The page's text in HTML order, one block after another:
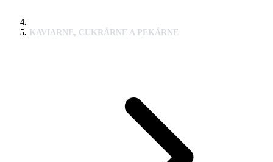
KAVIARNE, CUKRÁRNE A PEKÁRNE